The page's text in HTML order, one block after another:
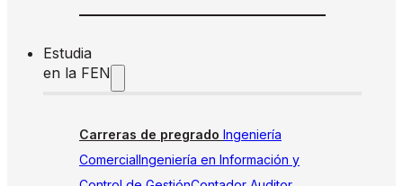
Estudia
en la FEN
Carreras de pregrado Ingeniería
ComercialIngeniería en Información y